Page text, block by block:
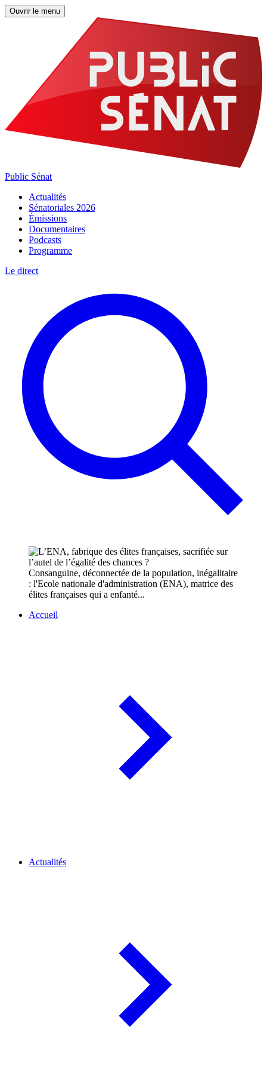
Ouvrir le menu
Public Sénat
Actualités
Sénatoriales 2026
Émissions
Documentaires
Podcasts
Programme
Le direct
Consanguine, déconnectée de la population, inégalitaire
: l'Ecole nationale d'administration (ENA), matrice des
élites françaises qui a enfanté...
Accueil
Actualités